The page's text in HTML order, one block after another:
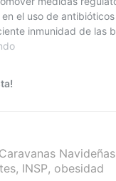
Caravanas Navideñas
, INSP, obesidad